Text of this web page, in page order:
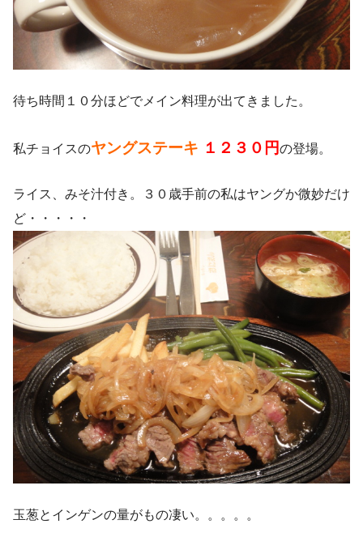
待ち時間１０分ほどでメイン料理が出てきました。
私チョイスのヤングステーキ １２３０円の登場。
ライス、みそ汁付き。３０歳手前の私はヤングか微妙だけ
ど・・・・・
玉葱とインゲンの量がもの凄い。。。。。